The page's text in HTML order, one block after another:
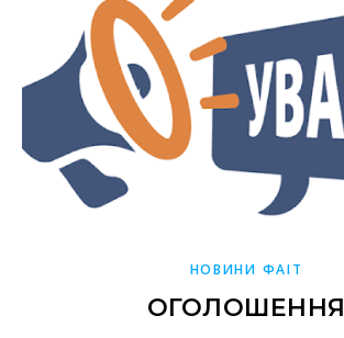
НОВИНИ ФАІТ
ОГОЛОШЕННЯ